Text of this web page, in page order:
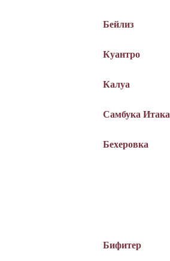
Бейлиз
Куантро
Калуа
Самбука Итака
Бехеровка
Бифитер